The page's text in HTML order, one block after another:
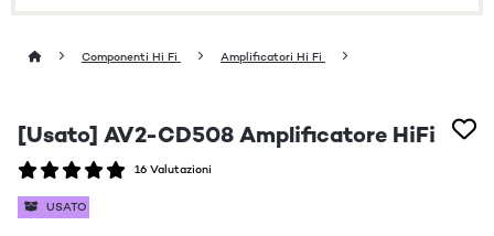
Componenti Hi Fi Amplificatori Hi Fi
[Usato] AV2-CD508 Amplificatore HiFi
16 Valutazioni
USATO